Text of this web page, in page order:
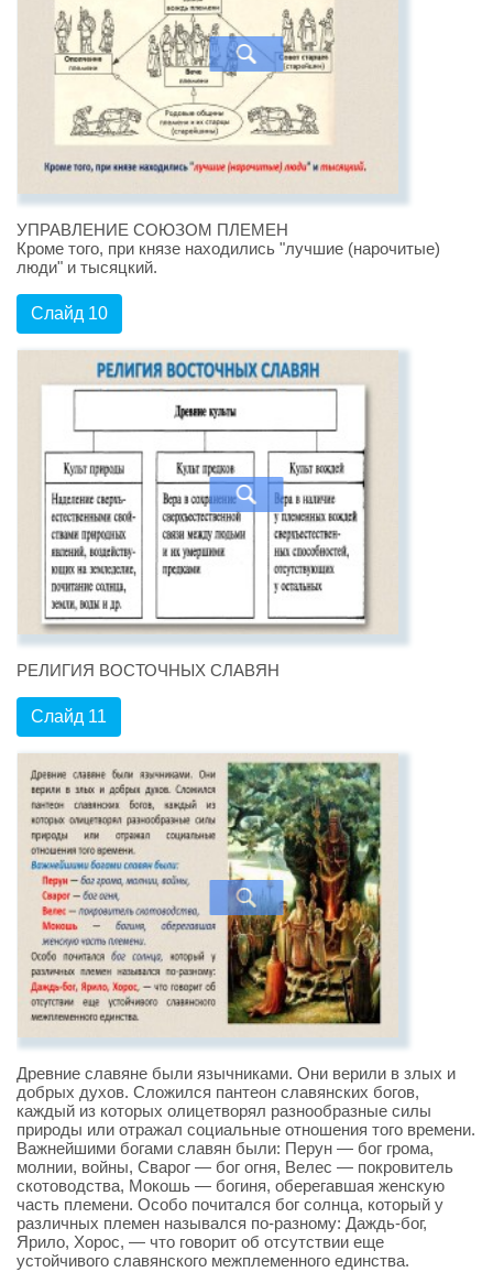
УПРАВЛЕНИЕ СОЮЗОМ ПЛЕМЕН
Кроме того, при князе находились "лучшие (нарочитые)
люди" и тысяцкий.
Слайд 10
РЕЛИГИЯ ВОСТОЧНЫХ СЛАВЯН
Слайд 11
Древние славяне были язычниками. Они верили в злых и
добрых духов. Сложился пантеон славянских богов,
каждый из которых олицетворял разнообразные силы
природы или отражал социальные отношения того времени.
Важнейшими богами славян были: Перун — бог грома,
молнии, войны, Сварог — бог огня, Велес — покровитель
скотоводства, Мокошь — богиня, оберегавшая женскую
часть племени. Особо почитался бог солнца, который у
различных племен назывался по-разному: Даждь-бог,
Ярило, Хорос, — что говорит об отсутствии еще
устойчивого славянского межплеменного единства.